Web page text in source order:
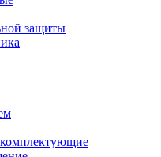
защиты